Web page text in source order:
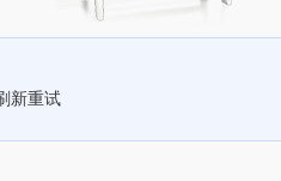
新重试